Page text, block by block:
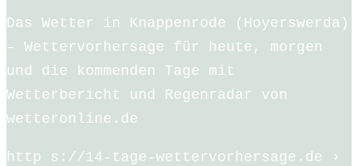
Das Wetter in Knappenrode (Hoyerswerda)
– Wettervorhersage für heute, morgen
und die kommenden Tage mit
Wetterbericht und Regenradar von
wetteronline.de
http s://14-tage-wettervorhersage.de ›